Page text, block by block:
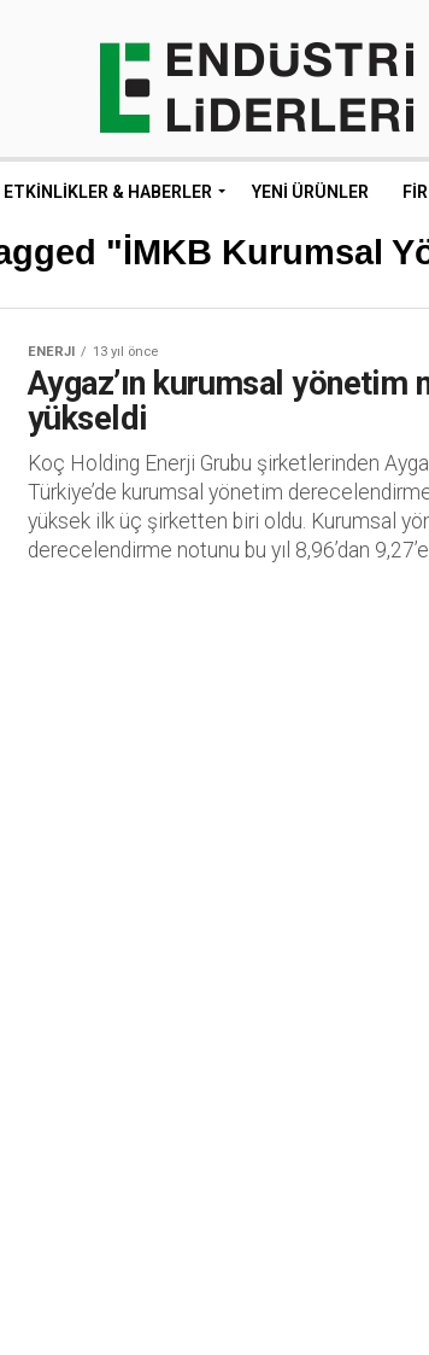
ETKINLIKLER & HABERLER YENI ÜRÜNLER
"İMKB Kurumsal
ENERJI 13 yıl önce
Aygaz’ın kurumsal yönetim
yükseldi
Koç Holding Enerji Grubu şirketlerinden
Türkiye’de kurumsal yönetim
yüksek ilk üç şirketten biri oldu. Kurumsal
derecelendirme notunu bu yıl 8,96’dan